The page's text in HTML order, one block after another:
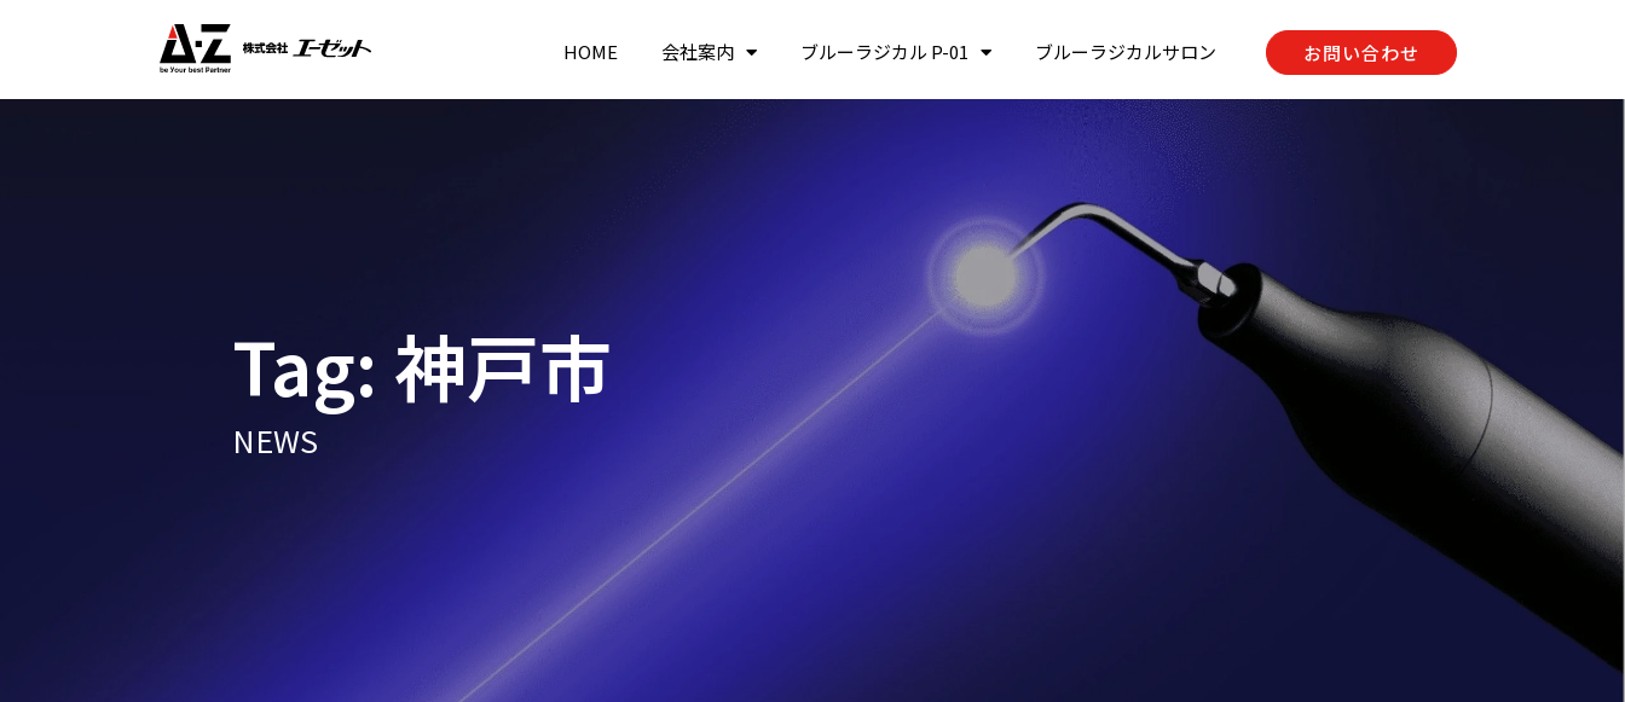
HOME 会社案内 ブルーラジカル P-01 ブルーラジカルサロン お問い合わせ
Tag: 神戸市
NEWS